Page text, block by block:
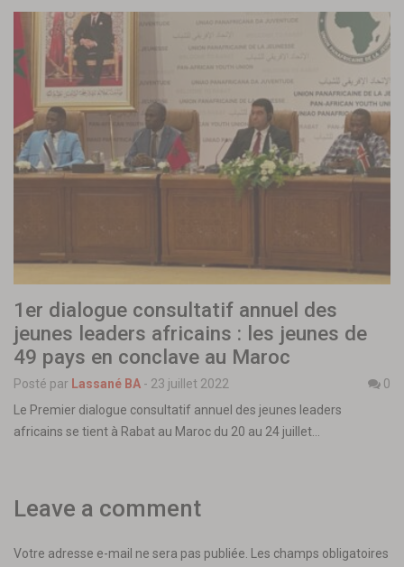
1er dialogue consultatif annuel des
jeunes leaders africains : les jeunes de
49 pays en conclave au Maroc
Posté par Lassané BA - 23 juillet 2022
0
Le Premier dialogue consultatif annuel des jeunes leaders
africains se tient à Rabat au Maroc du 20 au 24 juillet…
Leave a comment
Votre adresse e-mail ne sera pas publiée. Les champs obligatoires